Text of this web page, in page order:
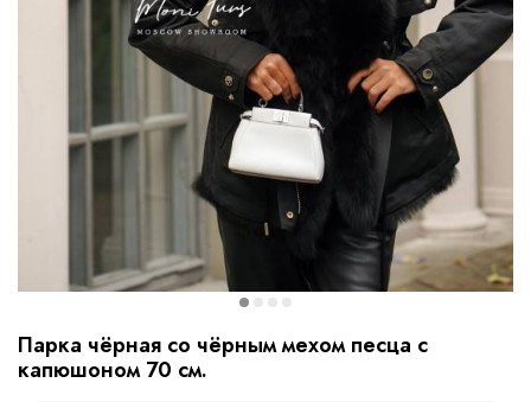
Парка чёрная со чёрным мехом песца с
капюшоном 70 см.